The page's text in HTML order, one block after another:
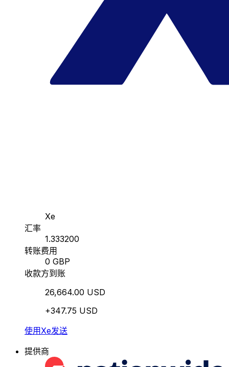
Xe
汇率
1.333200
转账费用
0 GBP
收款方到账
26,664.00 USD
+347.75 USD
使用Xe发送
提供商